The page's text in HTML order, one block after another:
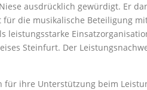
ausdrücklich gewürdigt. Er
die musikalische Beteiligung
leistungsstarke
Steinfurt. Der
für ihre Unterstützung beim